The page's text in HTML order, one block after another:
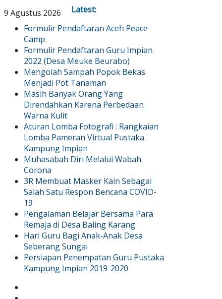
9 Agustus 2026
Latest:
Formulir Pendaftaran Aceh Peace
Camp
Formulir Pendaftaran Guru Impian
2022 (Desa Meuke Beurabo)
Mengolah Sampah Popok Bekas
Menjadi Pot Tanaman
Masih Banyak Orang Yang
Direndahkan Karena Perbedaan
Warna Kulit
Aturan Lomba Fotografi : Rangkaian
Lomba Pameran Virtual Pustaka
Kampung Impian
Muhasabah Diri Melalui Wabah
Corona
3R Membuat Masker Kain Sebagai
Salah Satu Respon Bencana COVID-
19
Pengalaman Belajar Bersama Para
Remaja di Desa Baling Karang
Hari Guru Bagi Anak-Anak Desa
Seberang Sungai
Persiapan Penempatan Guru Pustaka
Kampung Impian 2019-2020